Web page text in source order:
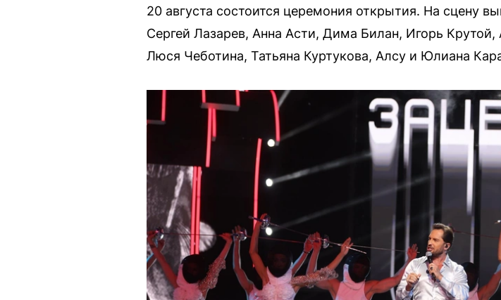
20 августа состоится церемония открытия. На сцену
Сергей Лазарев, Анна Асти, Дима Билан, Игорь
Люся Чеботина, Татьяна Куртукова, Алсу и Юлиана